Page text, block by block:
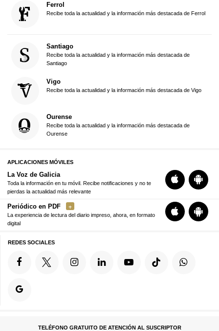
Ferrol
Recibe toda la actualidad y la información más destacada de Ferrol
Santiago
Recibe toda la actualidad y la información más destacada de
Santiago
Vigo
Recibe toda la actualidad y la información más destacada de Vigo
Ourense
Recibe toda la actualidad y la información más destacada de
Ourense
APLICACIONES MÓVILES
La Voz de Galicia
Toda la información en tu móvil. Recibe notificaciones y no te
pierdas la actualidad más relevante
Periódico en PDF
La experiencia de lectura del diario impreso, ahora, en formato
digital
REDES SOCIALES
TELÉFONO GRATUITO DE ATENCIÓN AL SUSCRIPTOR